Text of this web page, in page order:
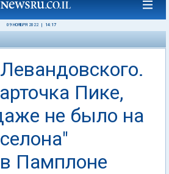
09 НОЯБРЯ 2022 14:17
Пике,
не было на
Памплоне